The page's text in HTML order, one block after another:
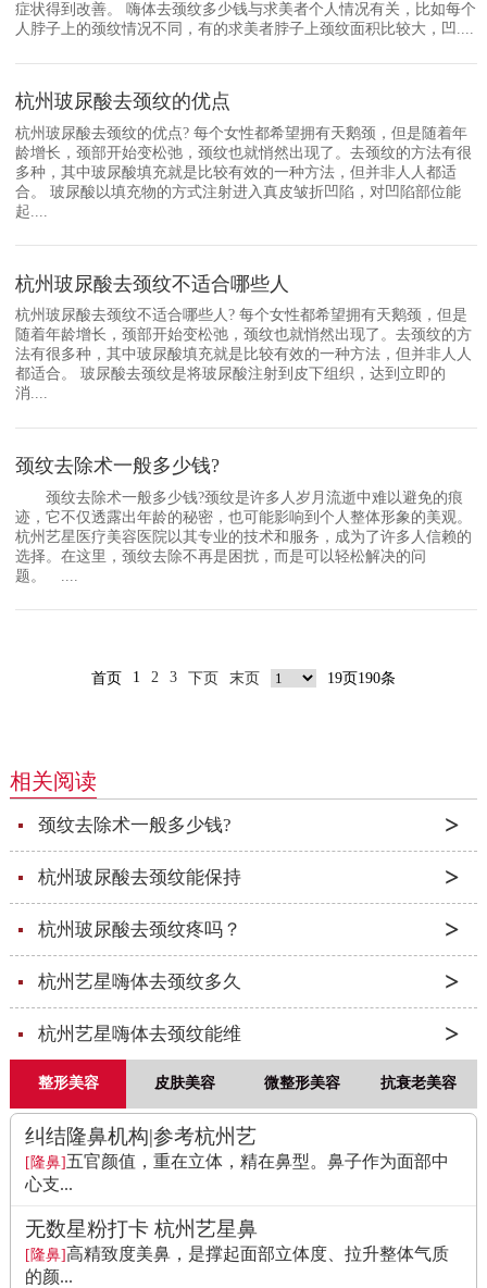
症状得到改善。 嗨体去颈纹多少钱与求美者个人情况有关，比如每个
人脖子上的颈纹情况不同，有的求美者脖子上颈纹面积比较大，凹....
杭州玻尿酸去颈纹的优点
杭州玻尿酸去颈纹的优点? 每个女性都希望拥有天鹅颈，但是随着年
龄增长，颈部开始变松弛，颈纹也就悄然出现了。去颈纹的方法有很
多种，其中玻尿酸填充就是比较有效的一种方法，但并非人人都适
合。 玻尿酸以填充物的方式注射进入真皮皱折凹陷，对凹陷部位能
起....
杭州玻尿酸去颈纹不适合哪些人
杭州玻尿酸去颈纹不适合哪些人? 每个女性都希望拥有天鹅颈，但是
随着年龄增长，颈部开始变松弛，颈纹也就悄然出现了。去颈纹的方
法有很多种，其中玻尿酸填充就是比较有效的一种方法，但并非人人
都适合。 玻尿酸去颈纹是将玻尿酸注射到皮下组织，达到立即的
消....
颈纹去除术一般多少钱?
颈纹去除术一般多少钱?颈纹是许多人岁月流逝中难以避免的痕
迹，它不仅透露出年龄的秘密，也可能影响到个人整体形象的美观。
杭州艺星医疗美容医院以其专业的技术和服务，成为了许多人信赖的
选择。在这里，颈纹去除不再是困扰，而是可以轻松解决的问
题。 ....
首页 1 2 3 下页 末页 19页190条
相关阅读
颈纹去除术一般多少钱?
杭州玻尿酸去颈纹能保持
杭州玻尿酸去颈纹疼吗？
杭州艺星嗨体去颈纹多久
杭州艺星嗨体去颈纹能维
整形美容 皮肤美容 微整形美容 抗衰老美容
纠结隆鼻机构|参考杭州艺
[隆鼻]五官颜值，重在立体，精在鼻型。鼻子作为面部中
心支...
无数星粉打卡 杭州艺星鼻
[隆鼻]高精致度美鼻，是撑起面部立体度、拉升整体气质
的颜...